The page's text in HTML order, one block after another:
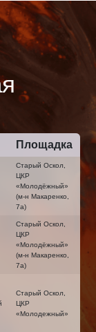
Площадка
Старый Оскол,
ЦКР
«Молодёжный»
(м-н Макаренко,
7а)
Старый Оскол,
ЦКР
«Молодёжный»
(м-н Макаренко,
7а)
Старый Оскол,
ЦКР
«Молодежный»